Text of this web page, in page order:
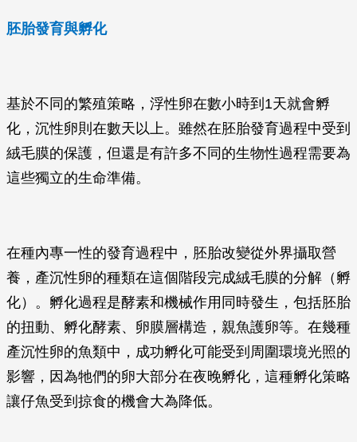
胚胎發育與孵化
基於不同的繁殖策略，浮性卵在數小時到1天就會孵
化，沉性卵則在數天以上。雖然在胚胎發育過程中受到
絨毛膜的保護，但還是有許多不同的生物性過程需要為
這些獨立的生命準備。
在種內專一性的發育過程中，胚胎改變從外界攝取營
養，產沉性卵的種類在這個階段完成絨毛膜的分解（孵
化）。孵化過程是酵素和機械作用同時發生，包括胚胎
的扭動、孵化酵素、卵膜層構造，親魚護卵等。在幾種
產沉性卵的魚類中，成功孵化可能受到周圍環境光照的
影響，因為牠們的卵大部分在夜晚孵化，這種孵化策略
讓仔魚受到掠食的機會大為降低。